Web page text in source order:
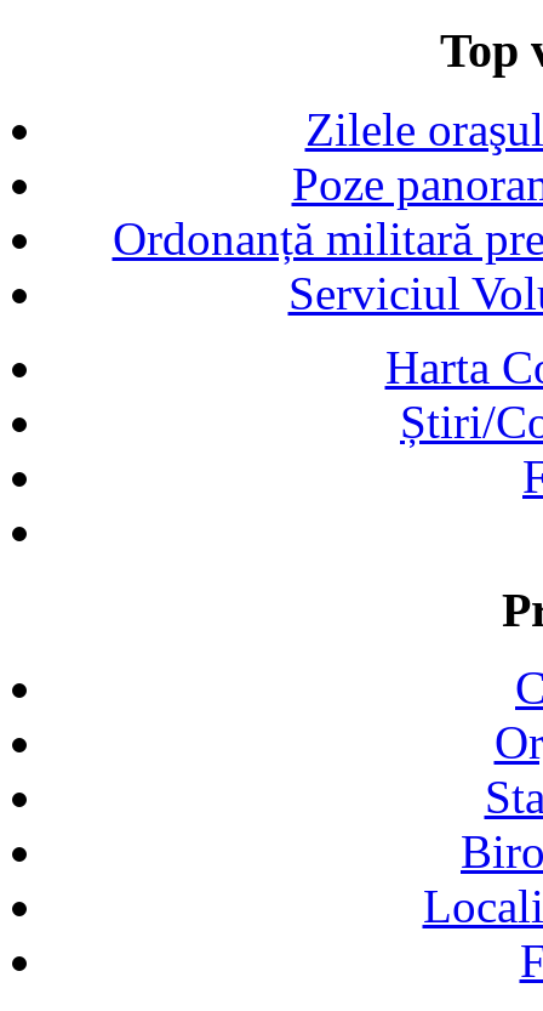
Top
Zilele
Poze
Ordonanță militară
Serviciul
Harta
Știri/